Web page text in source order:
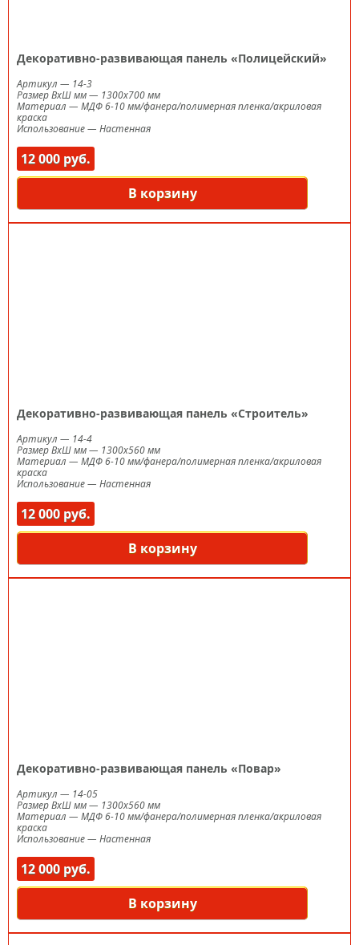
Декоративно-развивающая панель «Полицейский»
Артикул — 14-3
Размер ВxШ мм— 1300х700 мм
Материал — МДФ 6-10 мм/фанера/полимерная пленка/акриловая
краска
Использование— Настенная
12 000 руб.
В корзину
Декоративно-развивающая панель «Строитель»
Артикул — 14-4
Размер ВxШ мм— 1300х560 мм
Материал — МДФ 6-10 мм/фанера/полимерная пленка/акриловая
краска
Использование— Настенная
12 000 руб.
В корзину
Декоративно-развивающая панель «Повар»
Артикул — 14-05
Размер ВxШ мм— 1300х560 мм
Материал — МДФ 6-10 мм/фанера/полимерная пленка/акриловая
краска
Использование— Настенная
12 000 руб.
В корзину